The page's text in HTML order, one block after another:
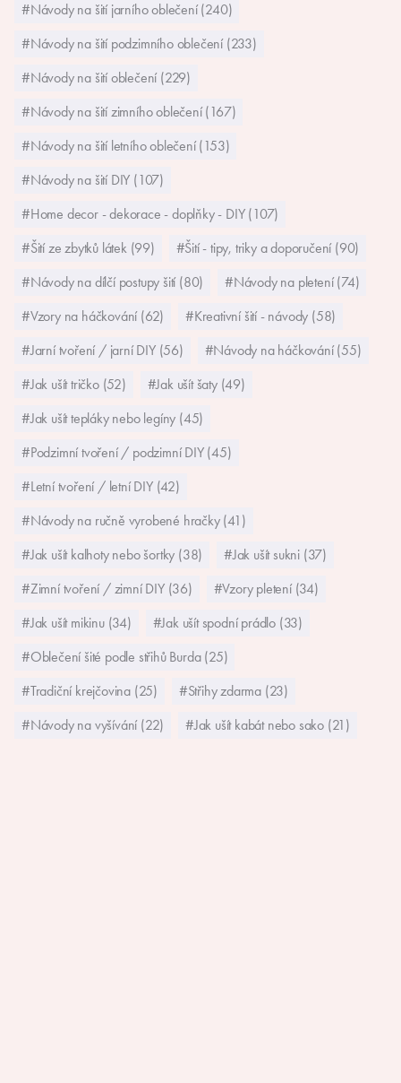
#Návody na šití jarního oblečení (240)
#Návody na šití podzimního oblečení (233)
#Návody na šití oblečení (229)
#Návody na šití zimního oblečení (167)
#Návody na šití letního oblečení (153)
#Návody na šití DIY (107)
#Home decor - dekorace - doplňky - DIY (107)
#Šití ze zbytků látek (99)
#Šití - tipy, triky a doporučení (90)
#Návody na dílčí postupy šití (80)
#Návody na pletení (74)
#Vzory na háčkování (62)
#Kreativní šití - návody (58)
#Jarní tvoření / jarní DIY (56)
#Návody na háčkování (55)
#Jak ušít tričko (52)
#Jak ušít šaty (49)
#Jak ušít tepláky nebo legíny (45)
#Podzimní tvoření / podzimní DIY (45)
#Letní tvoření / letní DIY (42)
#Návody na ručně vyrobené hračky (41)
#Jak ušít kalhoty nebo šortky (38)
#Jak ušít sukni (37)
#Zimní tvoření / zimní DIY (36)
#Vzory pletení (34)
#Jak ušít mikinu (34)
#Jak ušít spodní prádlo (33)
#Oblečení šité podle střihů Burda (25)
#Tradiční krejčovina (25)
#Střihy zdarma (23)
#Návody na vyšívání (22)
#Jak ušít kabát nebo sako (21)